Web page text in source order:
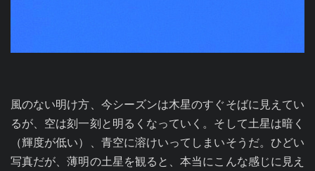
風のない明け方、今シーズンは木星のすぐそばに見えてい
るが、空は刻一刻と明るくなっていく。そして土星は暗く
（輝度が低い）、青空に溶けいってしまいそうだ。ひどい
写真だが、薄明の土星を観ると、本当にこんな感じに見え